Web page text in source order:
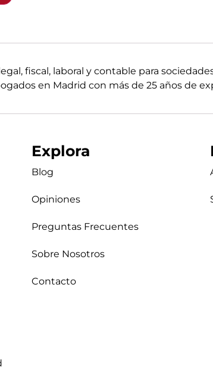
fiscal, laboral y contable para
en Madrid con más de 25 años de
Explora
Blog
Opiniones
Preguntas Frecuentes
Sobre Nosotros
Contacto